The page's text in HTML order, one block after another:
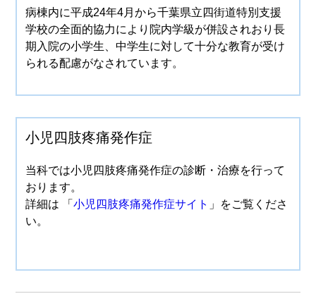
病棟内に平成24年4月から千葉県立四街道特別支援
学校の全面的協力により院内学級が併設されおり長
期入院の小学生、中学生に対して十分な教育が受け
られる配慮がなされています。
小児四肢疼痛発作症
当科では小児四肢疼痛発作症の診断・治療を行って
おります。
詳細は 「小児四肢疼痛発作症サイト 」をご覧くださ
い。